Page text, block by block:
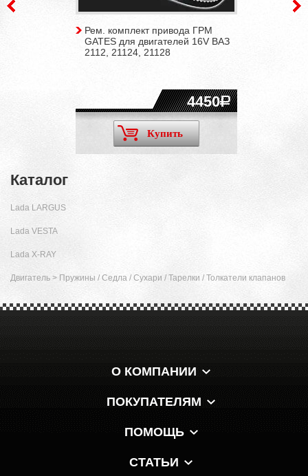
Рем. комплект привода ГРМ
GATES для двигателей 16V ВАЗ
2112, 21124, 21128
4450
Купить
Каталог
Lada LARGUS
Lada VESTA
Lada X-RAY
Двигатель > Пружины / Cедла / Сухари / Тарелки / Толкатели клапанов
О КОМПАНИИ
ПОКУПАТЕЛЯМ
ПОМОЩЬ
СТАТЬИ